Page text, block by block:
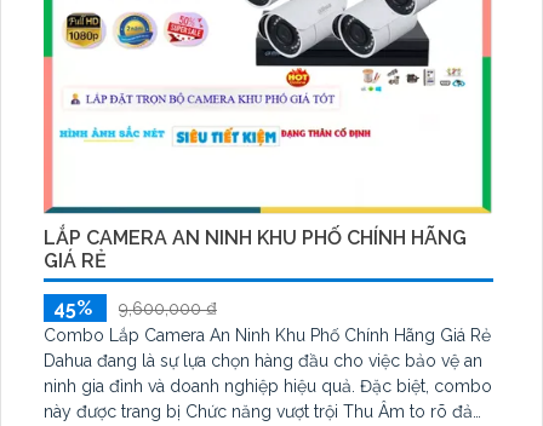
LẮP CAMERA AN NINH KHU PHỐ CHÍNH HÃNG
GIÁ RẺ
45%
9,600,000 ₫
Combo Lắp Camera An Ninh Khu Phố Chính Hãng Giá Rẻ
Dahua đang là sự lựa chọn hàng đầu cho việc bảo vệ an
ninh gia đình và doanh nghiệp hiệu quả. Đặc biệt, combo
này được trang bị Chức năng vượt trội Thu Âm to rõ đảm